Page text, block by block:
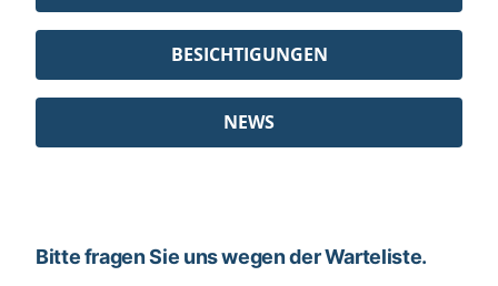
BESICHTIGUNGEN
NEWS
Bitte fragen Sie uns wegen der Warteliste.